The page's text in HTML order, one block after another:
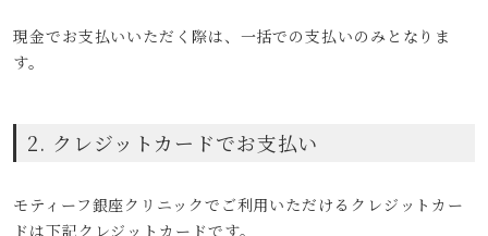
現金でお支払いいただく際は、一括での支払いのみとなりま
す。
2. クレジットカードでお支払い
モティーフ銀座クリニックでご利用いただけるクレジットカー
ドは下記クレジットカードです。